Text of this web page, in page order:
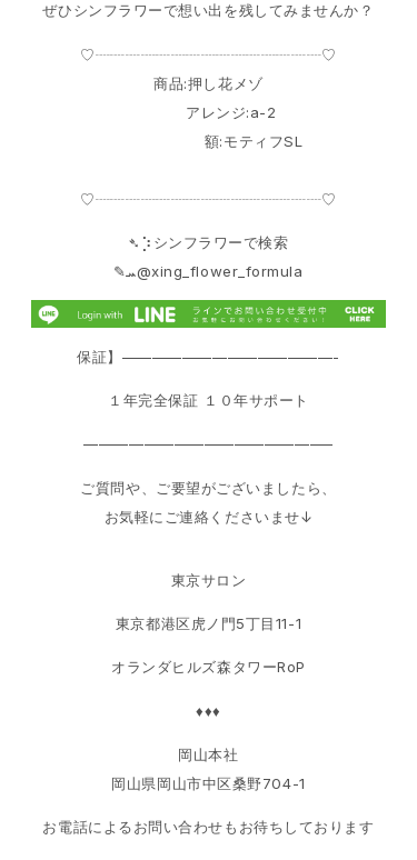
ぜひシンフラワーで想い出を残してみませんか？
♡┈┈┈┈┈┈┈┈┈┈┈┈┈┈┈♡
商品:押し花メゾ
アレンジ:a-2
額:モティフSL
♡┈┈┈┈┈┈┈┈┈┈┈┈┈┈┈♡
➴⡱シンフラワーで検索
‎✎ܚ@xing_flower_formula
保証】——————————————-
１年完全保証 １０年サポート
————————————————–
ご質問や、ご要望がございましたら、
お気軽にご連絡くださいませ↓
東京サロン
東京都港区虎ノ門5丁目11-1
オランダヒルズ森タワーRoP
♦♦♦
岡山本社
岡山県岡山市中区桑野704-1
お電話によるお問い合わせもお待ちしております